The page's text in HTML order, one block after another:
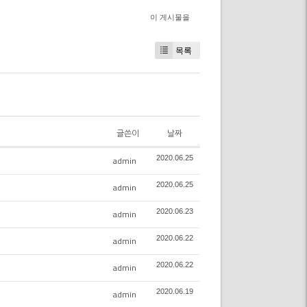
이 게시물을
목록
글쓴이 날짜
admin 2020.06.25
admin 2020.06.25
admin 2020.06.23
admin 2020.06.22
admin 2020.06.22
admin 2020.06.19